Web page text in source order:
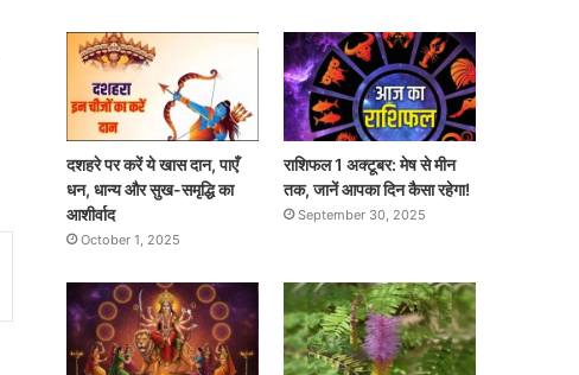
दशहरे पर करें ये खास दान, पाएँ
धन, धान्य और सुख-समृद्धि का
आशीर्वाद
October 1, 2025
राशिफल 1 अक्टूबर: मेष से मीन
तक, जानें आपका दिन कैसा रहेगा!
September 30, 2025